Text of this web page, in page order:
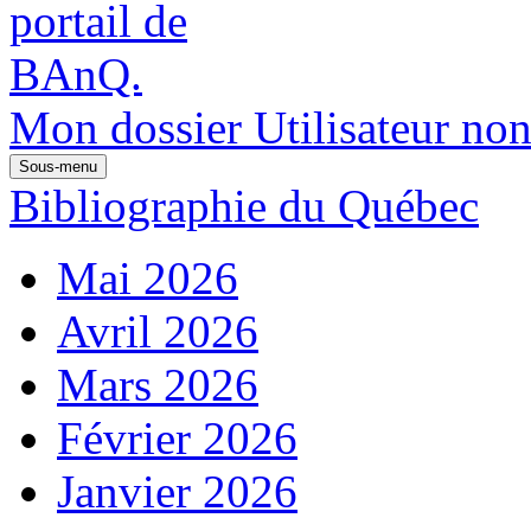
Mon dossier Utilisateur
Sous-menu
Bibliographie du Québec
Mai 2026
Avril 2026
Mars 2026
Février 2026
Janvier 2026